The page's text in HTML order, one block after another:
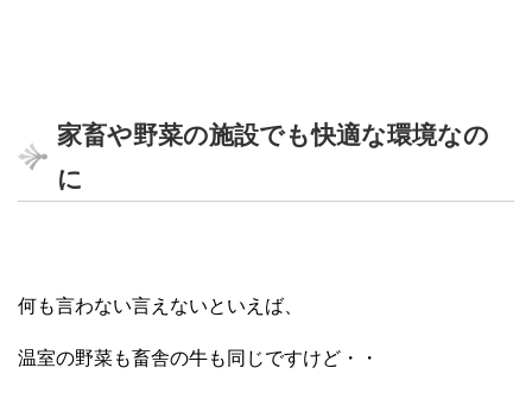
家畜や野菜の施設でも快適な環境なの
に
何も言わない言えないといえば、
温室の野菜も畜舎の牛も同じですけど・・